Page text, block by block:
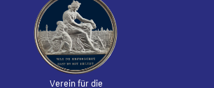
Verein für die